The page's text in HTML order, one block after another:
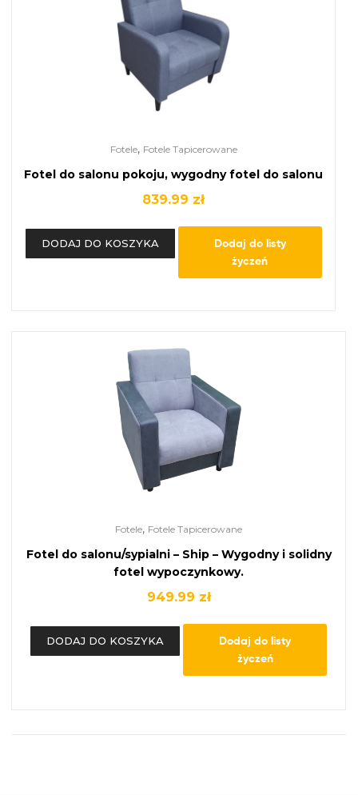
Fotele, Fotele Tapicerowane
Fotel do salonu pokoju, wygodny fotel do salonu
839.99 zł
DODAJ DO KOSZYKA
Dodaj do listy
życzeń
Fotele, Fotele Tapicerowane
Fotel do salonu/sypialni – Ship – Wygodny i solidny
fotel wypoczynkowy.
949.99 zł
DODAJ DO KOSZYKA
Dodaj do listy
życzeń